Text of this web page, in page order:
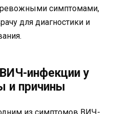
симптомами,
для диагностики и
инфекции у
и причины